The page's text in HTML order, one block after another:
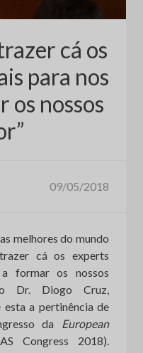
cá os
para nos
os nossos
09/05/2018
melhores do mundo
cá os experts
formar os nossos
o Dr. Diogo Cruz,
esta a pertinência de
da European
Congress 2018).